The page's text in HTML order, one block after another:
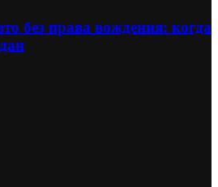
без права вождения: когда